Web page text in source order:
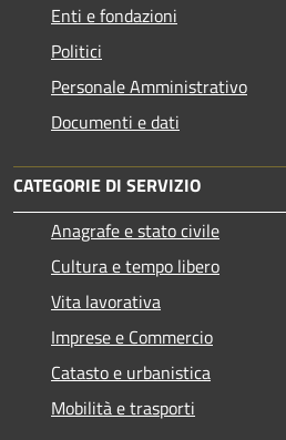
Enti e fondazioni
Politici
Personale Amministrativo
Documenti e dati
CATEGORIE DI SERVIZIO
Anagrafe e stato civile
Cultura e tempo libero
Vita lavorativa
Imprese e Commercio
Catasto e urbanistica
Mobilità e trasporti